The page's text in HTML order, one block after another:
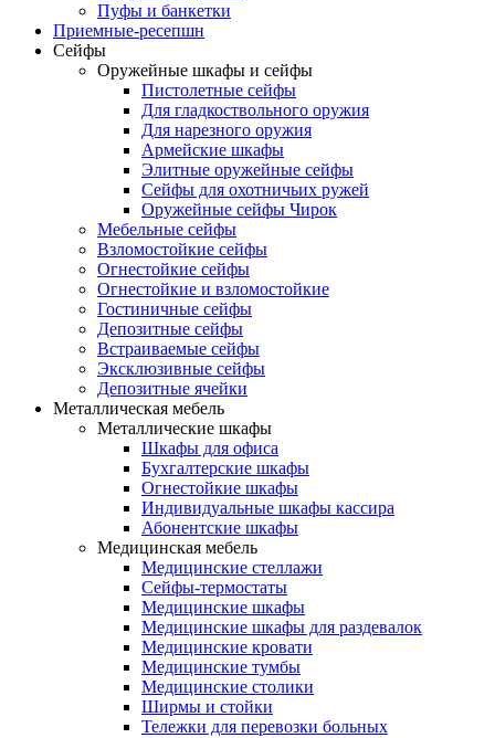
Пуфы и банкетки
Приемные-ресепшн
Сейфы
Оружейные шкафы и сейфы
Пистолетные сейфы
Для гладкоствольного оружия
Для нарезного оружия
Армейские шкафы
Элитные оружейные сейфы
Сейфы для охотничьих ружей
Оружейные сейфы Чирок
Мебельные сейфы
Взломостойкие сейфы
Огнестойкие сейфы
Огнестойкие и взломостойкие
Гостиничные сейфы
Депозитные сейфы
Встраиваемые сейфы
Эксклюзивные сейфы
Депозитные ячейки
Металлическая мебель
Металлические шкафы
Шкафы для офиса
Бухгалтерские шкафы
Огнестойкие шкафы
Индивидуальные шкафы кассира
Абонентские шкафы
Медицинская мебель
Медицинские стеллажи
Сейфы-термостаты
Медицинские шкафы
Медицинские шкафы для раздевалок
Медицинские кровати
Медицинские тумбы
Медицинские столики
Ширмы и стойки
Тележки для перевозки больных